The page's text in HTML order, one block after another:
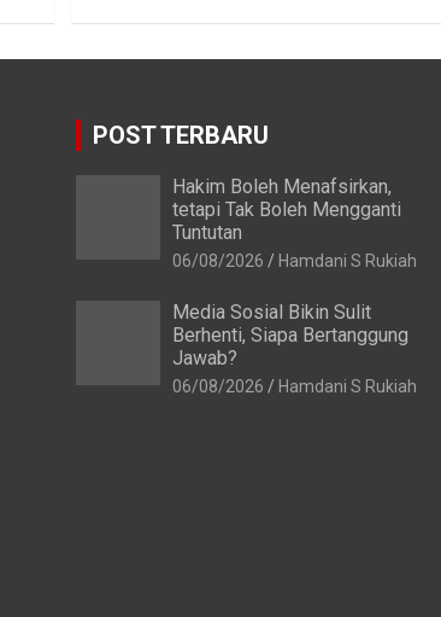
POST TERBARU
Hakim Boleh Menafsirkan,
tetapi Tak Boleh Mengganti
Tuntutan
06/08/2026 Hamdani S Rukiah
Media Sosial Bikin Sulit
Berhenti, Siapa Bertanggung
Jawab?
06/08/2026 Hamdani S Rukiah